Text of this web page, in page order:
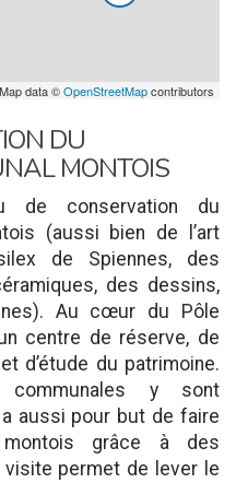
data ©OpenStreetMapcontributors
DU
MONTOIS
de conservation du
(aussi bien de l’art
de Spiennes, des
des dessins,
Au cœur du Pôle
centre de réserve, de
d’étude du patrimoine.
y sont
a aussi pour but de faire
grâce à des
permet de lever le